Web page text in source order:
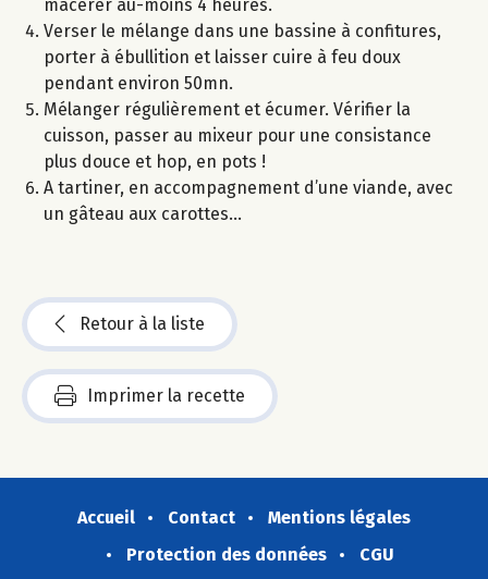
macérer au-moins 4 heures.
Verser le mélange dans une bassine à confitures,
porter à ébullition et laisser cuire à feu doux
pendant environ 50mn.
Mélanger régulièrement et écumer. Vérifier la
cuisson, passer au mixeur pour une consistance
plus douce et hop, en pots !
A tartiner, en accompagnement d’une viande, avec
un gâteau aux carottes…
Retour à la liste
Imprimer la recette
Accueil Contact
Mentions légales
Protection des données
CGU